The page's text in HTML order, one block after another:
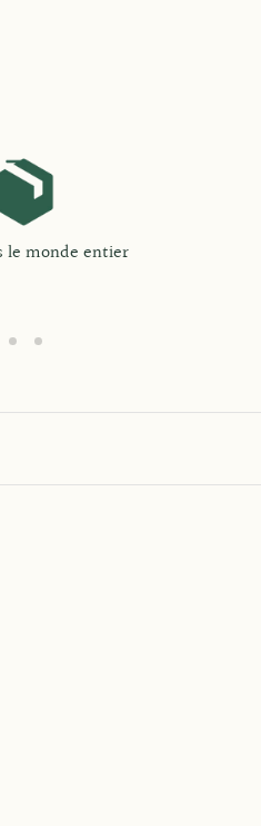
le monde entier